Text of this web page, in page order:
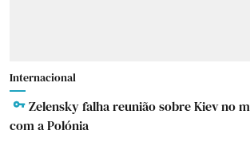
Internacional
Zelensky falha reunião sobre Kiev no
com a Polónia